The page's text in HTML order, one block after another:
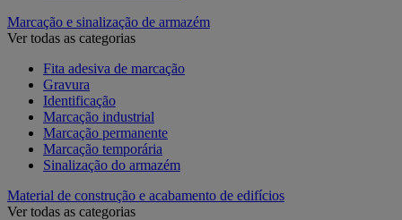
Marcação e sinalização de armazém
Ver todas as categorias
Fita adesiva de marcação
Gravura
Identificação
Marcação industrial
Marcação permanente
Marcação temporária
Sinalização do armazém
Material de construção e acabamento de edifícios
Ver todas as categorias